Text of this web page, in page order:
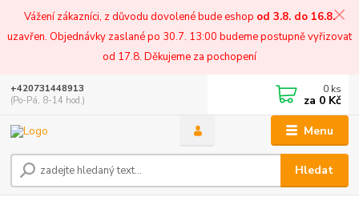
Vážení zákazníci, z důvodu dovolené bude eshop od 3.8. do 16.8.
uzavřen. Objednávky zaslané po 30.7. 13:00 budeme postupně vyřizovat
od 17.8. Děkujeme za pochopení
Menu
Hledat
+420731448913
(Po-Pá, 8-14 hod.)
0 ks
za 0 Kč